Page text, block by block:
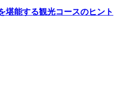
堪能する観光コースのヒント